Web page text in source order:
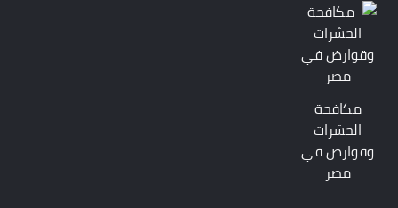
مكافحة
الحشرات
وقوارض في
مصر